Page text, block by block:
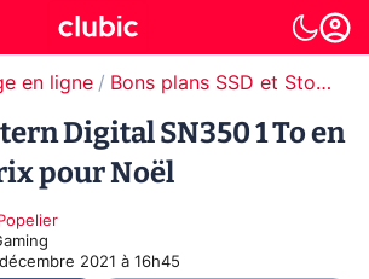
en ligne Bons plans SSD et Stockage
Digital SN350 1 To en
pour Noël
2021 à 16h45